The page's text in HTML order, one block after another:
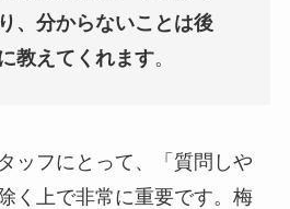
、分からないことは後
教えてくれます。
ッフにとって、「質問しや
く上で非常に重要です。梅